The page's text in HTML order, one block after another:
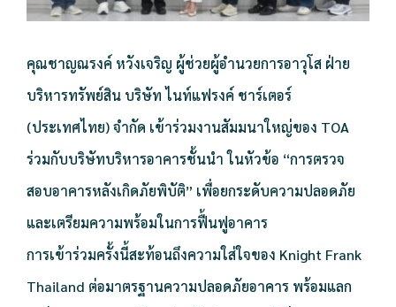
คุณชาญณรงค์ หวังเจริญ ผู้ช่วยผู้อำนวยการอาวุโส ฝ่าย
บริหารทรัพย์สิน บริษัท ไนท์แฟรงค์ ชาร์เตอร์
(ประเทศไทย) จำกัด เข้าร่วมงานสัมมนาใหญ่ของ TOA
ร่วมกับบริษัทบริหารอาคารชั้นนำ ในหัวข้อ “การตรวจ
สอบอาคารหลังเกิดภัยพิบัติ” เพื่อยกระดับความปลอดภัย
และเตรียมความพร้อมในการฟื้นฟูอาคาร
การเข้าร่วมครั้งนี้สะท้อนถึงความใส่ใจของ Knight Frank
Thailand ต่อมาตรฐานความปลอดภัยอาคาร พร้อมแลก